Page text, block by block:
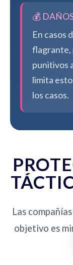
💰
En casos
flagrante,
punitivos
limita
los casos.
Las
objetivo es